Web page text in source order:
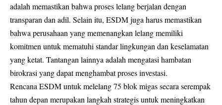
adalah memastikan bahwa proses lelang berjalan dengan
transparan dan adil. Selain itu, ESDM juga harus memastikan
bahwa perusahaan yang memenangkan lelang memiliki
komitmen untuk mematuhi standar lingkungan dan keselamatan
yang ketat. Tantangan lainnya adalah mengatasi hambatan
birokrasi yang dapat menghambat proses investasi.
Rencana ESDM untuk melelang 75 blok migas secara serempak
tahun depan merupakan langkah strategis untuk meningkatkan